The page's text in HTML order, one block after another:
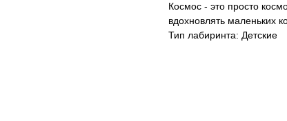
Космос - это просто
вдохновлять маленьких
Тип лабиринта: Детские